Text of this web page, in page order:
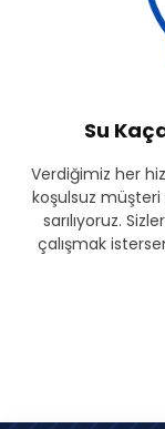
Su
Verdiğimiz her
koşulsuz
sarılıyoruz.
çalışmak